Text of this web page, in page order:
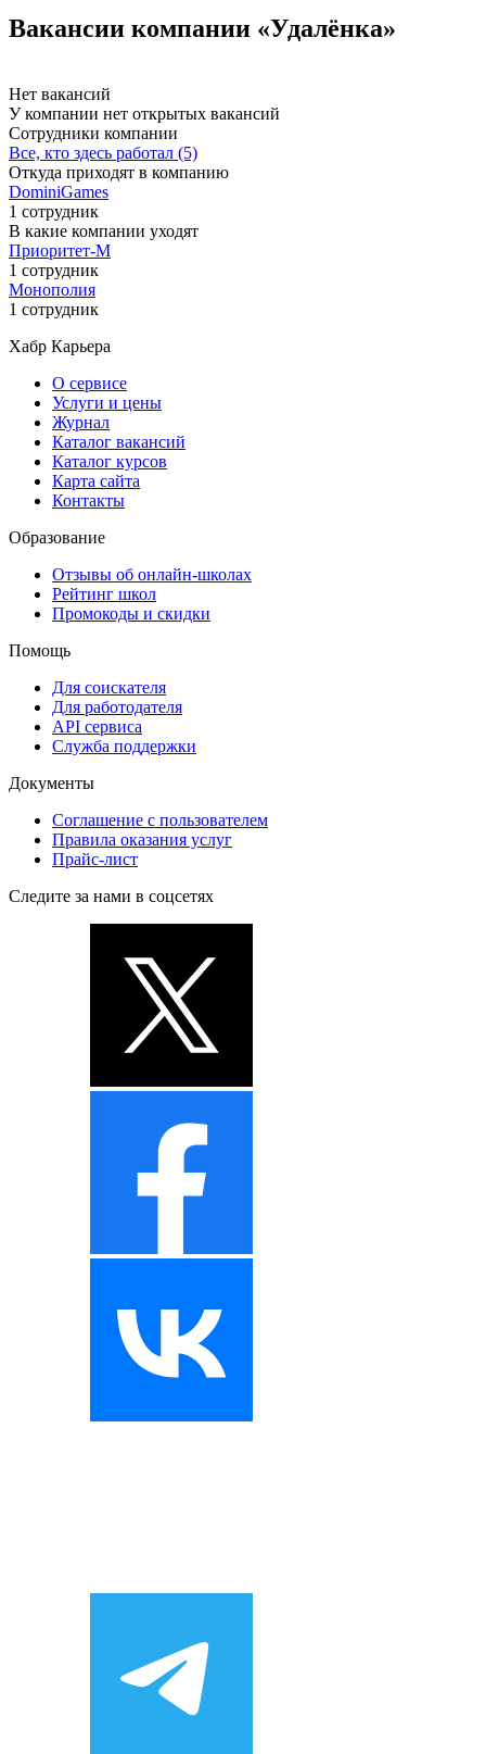
Вакансии компании «Удалёнка»
Нет вакансий
У компании нет открытых вакансий
Сотрудники компании
Все, кто здесь работал (5)
Откуда приходят в компанию
DominiGames
1 сотрудник
В какие компании уходят
Приоритет-М
1 сотрудник
Монополия
1 сотрудник
Хабр Карьера
О сервисе
Услуги и цены
Журнал
Каталог вакансий
Каталог курсов
Карта сайта
Контакты
Образование
Отзывы об онлайн-школах
Рейтинг школ
Промокоды и скидки
Помощь
Для соискателя
Для работодателя
API сервиса
Служба поддержки
Документы
Соглашение с пользователем
Правила оказания услуг
Прайс-лист
Следите за нами в соцсетях